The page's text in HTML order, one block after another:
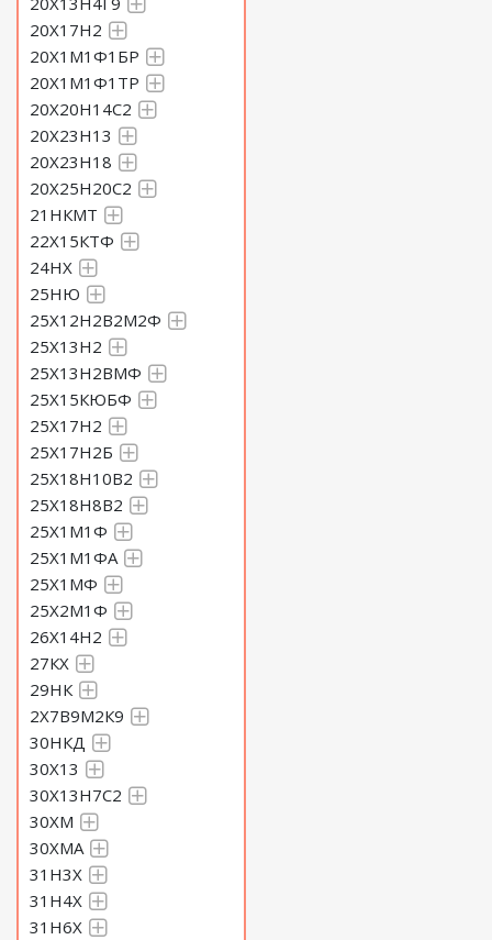
20Х17Н2
20Х1М1Ф1БР
20Х1М1Ф1ТР
20Х20Н14С2
20Х23Н13
20Х23Н18
20Х25Н20С2
21НКМТ
22Х15КТФ
24НХ
25НЮ
25Х12Н2В2М2Ф
25Х13Н2
25Х13Н2ВМФ
25Х15КЮБФ
25Х17Н2
25Х17Н2Б
25Х18Н10В2
25Х18Н8В2
25Х1М1Ф
25Х1М1ФА
25Х1МФ
25Х2М1Ф
26Х14Н2
27КХ
29НК
2Х7В9М2К9
30НКД
30Х13
30Х13Н7С2
30ХМ
30ХМА
31Н3Х
31Н4Х
31Н6Х